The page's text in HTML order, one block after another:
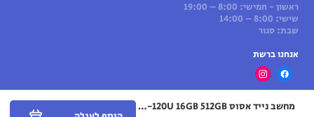
מחשב נייד אסוס Asus Vivobook 14 ‎14"‎ ‎i5-120U ‎16GB‎ ‎512GB‎ – (כסוף) Cool Silver (Win 11 Home)
ראשון - חמישי: 8:00 – 19:00
שישי: 8:00 – 14:00
שבת: סגור
אנחנו ברשת